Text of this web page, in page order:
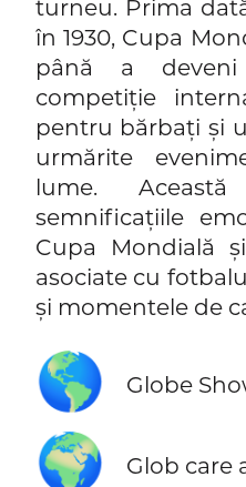
turneu. Prima
în 1930, Cupa
până a
competiție
pentru bărbați și
urmărite
lume.
semnificațiile
Cupa Mondială
asociate cu
și momentele de
🌎 Globe
🌍 Glob care